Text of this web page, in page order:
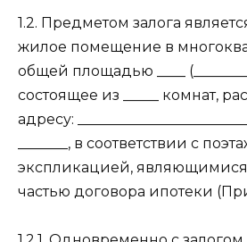
1.2. Предметом залога
жилое помещение в
общей площадью ____
состоящее из _____ комнат,
адресу:
_______, в соответствии с
экспликацией,
частью договора ипотеки